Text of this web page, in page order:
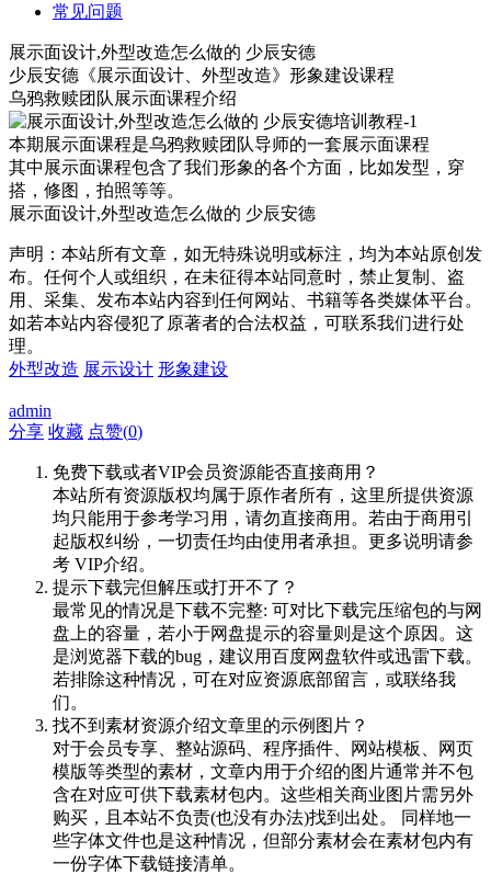
常见问题
展示面设计,外型改造怎么做的 少辰安德
少辰安德《展示面设计、外型改造》形象建设课程
乌鸦救赎团队展示面课程介绍
本期展示面课程是乌鸦救赎团队导师的一套展示面课程
其中展示面课程包含了我们形象的各个方面，比如发型，穿
搭，修图，拍照等等。
展示面设计,外型改造怎么做的 少辰安德
声明：本站所有文章，如无特殊说明或标注，均为本站原创发
布。任何个人或组织，在未征得本站同意时，禁止复制、盗
用、采集、发布本站内容到任何网站、书籍等各类媒体平台。
如若本站内容侵犯了原著者的合法权益，可联系我们进行处
理。
外型改造 展示设计 形象建设
admin
分享 收藏 点赞(0)
免费下载或者VIP会员资源能否直接商用？
本站所有资源版权均属于原作者所有，这里所提供资源
均只能用于参考学习用，请勿直接商用。若由于商用引
起版权纠纷，一切责任均由使用者承担。更多说明请参
考 VIP介绍。
提示下载完但解压或打开不了？
最常见的情况是下载不完整: 可对比下载完压缩包的与网
盘上的容量，若小于网盘提示的容量则是这个原因。这
是浏览器下载的bug，建议用百度网盘软件或迅雷下载。
若排除这种情况，可在对应资源底部留言，或联络我
们。
找不到素材资源介绍文章里的示例图片？
对于会员专享、整站源码、程序插件、网站模板、网页
模版等类型的素材，文章内用于介绍的图片通常并不包
含在对应可供下载素材包内。这些相关商业图片需另外
购买，且本站不负责(也没有办法)找到出处。 同样地一
些字体文件也是这种情况，但部分素材会在素材包内有
一份字体下载链接清单。